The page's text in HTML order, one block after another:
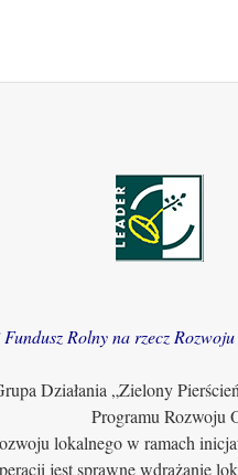
Rolny na rzecz
Działania „Zielony
Programu Rozwoju
lokalnego w ramach
jest sprawne wdrażanie